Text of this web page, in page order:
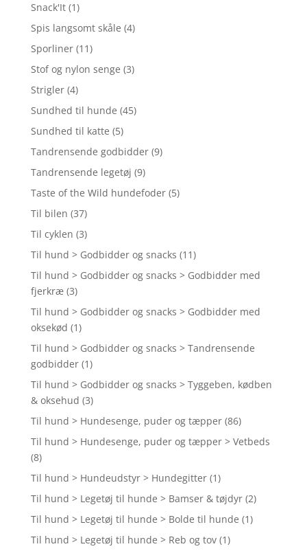
Snack'It (1)
Spis langsomt skåle (4)
Sporliner (11)
Stof og nylon senge (3)
Strigler (4)
Sundhed til hunde (45)
Sundhed til katte (5)
Tandrensende godbidder (9)
Tandrensende legetøj (9)
Taste of the Wild hundefoder (5)
Til bilen (37)
Til cyklen (3)
Til hund > Godbidder og snacks (11)
Til hund > Godbidder og snacks > Godbidder med
fjerkræ (3)
Til hund > Godbidder og snacks > Godbidder med
oksekød (1)
Til hund > Godbidder og snacks > Tandrensende
godbidder (1)
Til hund > Godbidder og snacks > Tyggeben, kødben
& oksehud (3)
Til hund > Hundesenge, puder og tæpper (86)
Til hund > Hundesenge, puder og tæpper > Vetbeds
(8)
Til hund > Hundeudstyr > Hundegitter (1)
Til hund > Legetøj til hunde > Bamser & tøjdyr (2)
Til hund > Legetøj til hunde > Bolde til hunde (1)
Til hund > Legetøj til hunde > Reb og tov (1)